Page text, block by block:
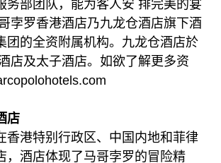
务部团队，能为客人安 排完美的宴
孛罗香港酒店乃九龙仓酒店旗下酒
团的全资附属机构。九龙仓酒店於
店及太子酒店。如欲了解更多资
店
香港特别行政区、中国内地和菲律
，酒店体现了马哥孛罗的冒险精